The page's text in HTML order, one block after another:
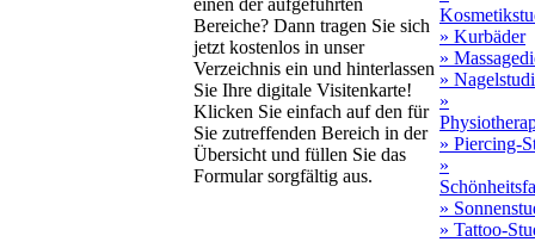
einen der aufgeführten
Bereiche? Dann tragen Sie sich
jetzt kostenlos in unser
Verzeichnis ein und hinterlassen
Sie Ihre digitale Visitenkarte!
Klicken Sie einfach auf den für
Sie zutreffenden Bereich in der
Übersicht und füllen Sie das
Formular sorgfältig aus.
» Kurbäder
»
»
»
» Piercing-
»
»
» Tattoo-